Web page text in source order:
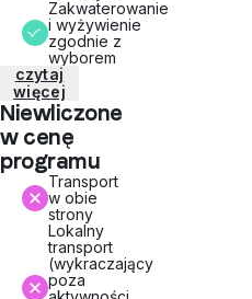
Zakwaterowanie
i wyżywienie
zgodnie z
wyborem
czytaj
więcej
Niewliczone
w cenę
programu
Transport
w obie
strony
Lokalny
transport
(wykraczający
poza